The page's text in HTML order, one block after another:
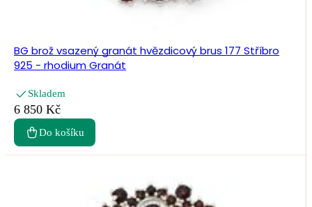
BG brož vsazený granát hvězdicový brus 177 Stříbro
925 - rhodium Granát
Skladem
6 850 Kč
Do košíku